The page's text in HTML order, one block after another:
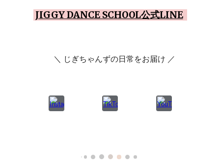
JIGGY DANCE SCHOOL公式LINE
＼ じぎちゃんずの日常をお届け ／